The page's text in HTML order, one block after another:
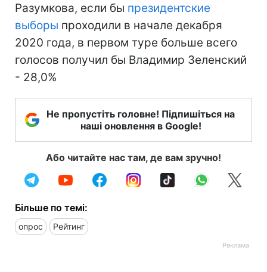
Разумкова, если бы президентские
выборы проходили в начале декабря
2020 года, в первом туре больше всего
голосов получил бы Владимир Зеленский
- 28,0%
Не пропустіть головне! Підпишіться на
наші оновлення в Google!
Або читайте нас там, де вам зручно!
Більше по темі:
опрос Рейтинг